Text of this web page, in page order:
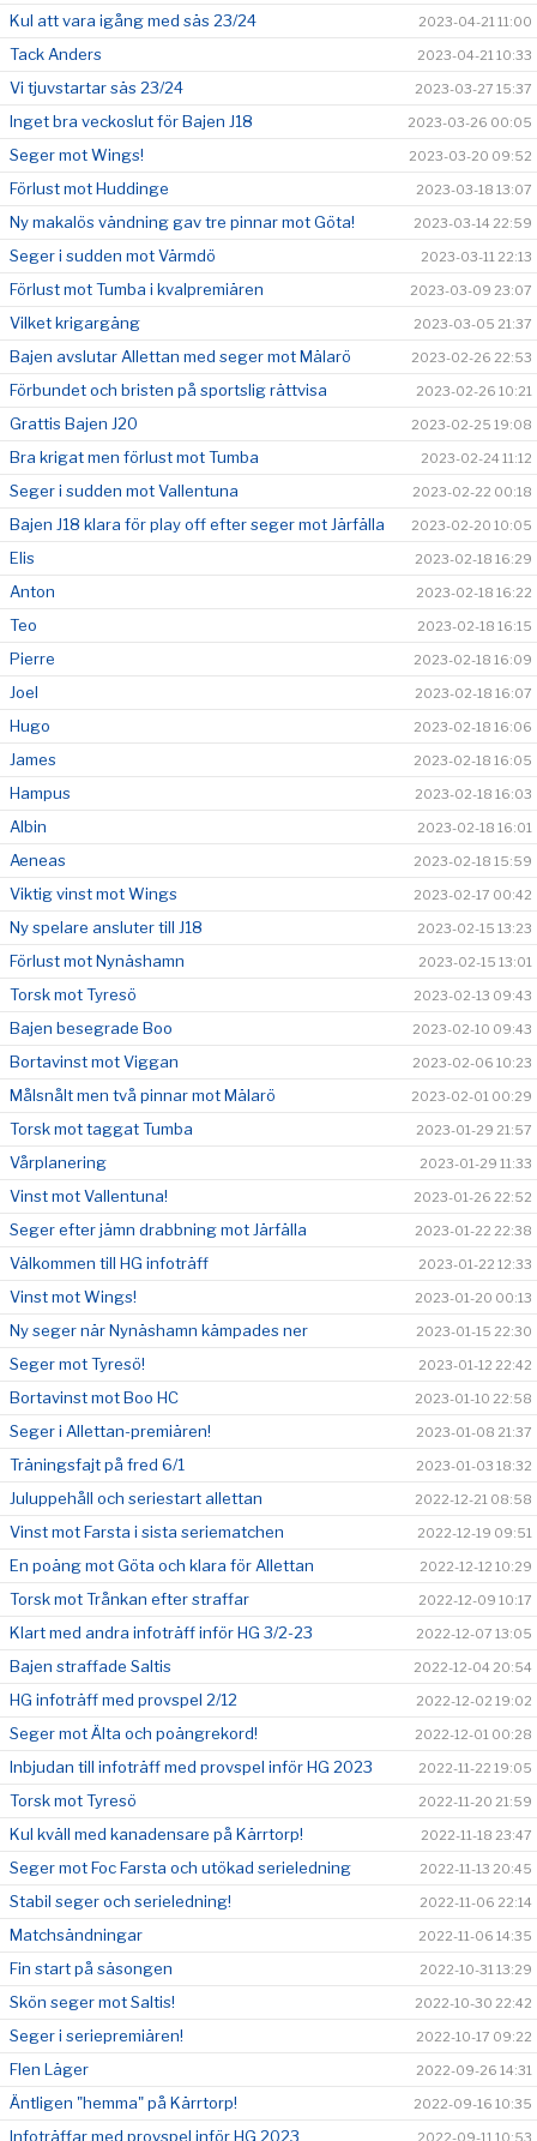
Kul att vara igång med säs 23/24 2023-04-21 11:00
Tack Anders 2023-04-21 10:33
Vi tjuvstartar säs 23/24 2023-03-27 15:37
Inget bra veckoslut för Bajen J18 2023-03-26 00:05
Seger mot Wings! 2023-03-20 09:52
Förlust mot Huddinge 2023-03-18 13:07
Ny makalös vändning gav tre pinnar mot Göta! 2023-03-14 22:59
Seger i sudden mot Värmdö 2023-03-11 22:13
Förlust mot Tumba i kvalpremiären 2023-03-09 23:07
Vilket krigargäng 2023-03-05 21:37
Bajen avslutar Allettan med seger mot Mälarö 2023-02-26 22:53
Förbundet och bristen på sportslig rättvisa 2023-02-26 10:21
Grattis Bajen J20 2023-02-25 19:08
Bra krigat men förlust mot Tumba 2023-02-24 11:12
Seger i sudden mot Vallentuna 2023-02-22 00:18
Bajen J18 klara för play off efter seger mot Järfälla 2023-02-20 10:05
Elis 2023-02-18 16:29
Anton 2023-02-18 16:22
Teo 2023-02-18 16:15
Pierre 2023-02-18 16:09
Joel 2023-02-18 16:07
Hugo 2023-02-18 16:06
James 2023-02-18 16:05
Hampus 2023-02-18 16:03
Albin 2023-02-18 16:01
Aeneas 2023-02-18 15:59
Viktig vinst mot Wings 2023-02-17 00:42
Ny spelare ansluter till J18 2023-02-15 13:23
Förlust mot Nynäshamn 2023-02-15 13:01
Torsk mot Tyresö 2023-02-13 09:43
Bajen besegrade Boo 2023-02-10 09:43
Bortavinst mot Viggan 2023-02-06 10:23
Målsnålt men två pinnar mot Mälarö 2023-02-01 00:29
Torsk mot taggat Tumba 2023-01-29 21:57
Vårplanering 2023-01-29 11:33
Vinst mot Vallentuna! 2023-01-26 22:52
Seger efter jämn drabbning mot Järfälla 2023-01-22 22:38
Välkommen till HG infoträff 2023-01-22 12:33
Vinst mot Wings! 2023-01-20 00:13
Ny seger när Nynäshamn kämpades ner 2023-01-15 22:30
Seger mot Tyresö! 2023-01-12 22:42
Bortavinst mot Boo HC 2023-01-10 22:58
Seger i Allettan-premiären! 2023-01-08 21:37
Träningsfajt på fred 6/1 2023-01-03 18:32
Juluppehåll och seriestart allettan 2022-12-21 08:58
Vinst mot Farsta i sista seriematchen 2022-12-19 09:51
En poäng mot Göta och klara för Allettan 2022-12-12 10:29
Torsk mot Trånkan efter straffar 2022-12-09 10:17
Klart med andra infoträff inför HG 3/2-23 2022-12-07 13:05
Bajen straffade Saltis 2022-12-04 20:54
HG infoträff med provspel 2/12 2022-12-02 19:02
Seger mot Älta och poängrekord! 2022-12-01 00:28
Inbjudan till infoträff med provspel inför HG 2023 2022-11-22 19:05
Torsk mot Tyresö 2022-11-20 21:59
Kul kväll med kanadensare på Kärrtorp! 2022-11-18 23:47
Seger mot Foc Farsta och utökad serieledning 2022-11-13 20:45
Stabil seger och serieledning! 2022-11-06 22:14
Matchsändningar 2022-11-06 14:35
Fin start på säsongen 2022-10-31 13:29
Skön seger mot Saltis! 2022-10-30 22:42
Seger i seriepremiären! 2022-10-17 09:22
Flen Läger 2022-09-26 14:31
Äntligen "hemma" på Kärrtorp! 2022-09-16 10:35
Infoträffar med provspel inför HG 2023 2022-09-11 10:53